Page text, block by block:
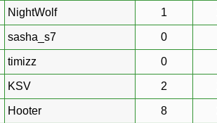
NightWolf 1
sasha_s7 0
timizz 0
KSV 2
Hooter 8